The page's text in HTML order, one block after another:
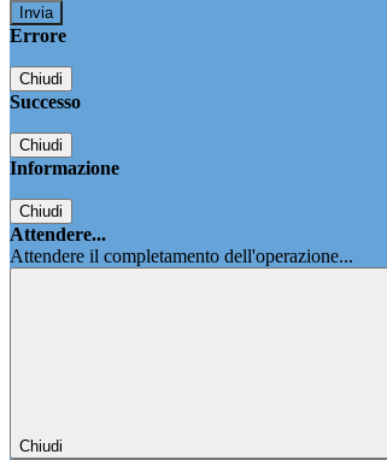
Errore
Chiudi
Successo
Chiudi
Informazione
Chiudi
Attendere...
Attendere il completamento dell'operazione...
Chiudi